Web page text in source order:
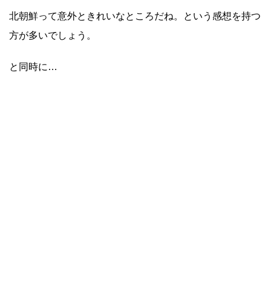
北朝鮮って意外ときれいなところだね。という感想を持つ
方が多いでしょう。
と同時に…